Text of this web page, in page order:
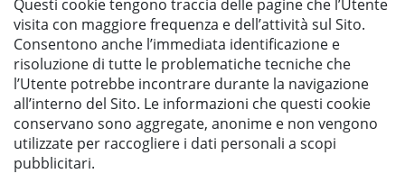
Questi cookie tengono traccia delle pagine che l’Utente
visita con maggiore frequenza e dell’attività sul Sito.
Consentono anche l’immediata identificazione e
risoluzione di tutte le problematiche tecniche che
l’Utente potrebbe incontrare durante la navigazione
all’interno del Sito. Le informazioni che questi cookie
conservano sono aggregate, anonime e non vengono
utilizzate per raccogliere i dati personali a scopi
pubblicitari.